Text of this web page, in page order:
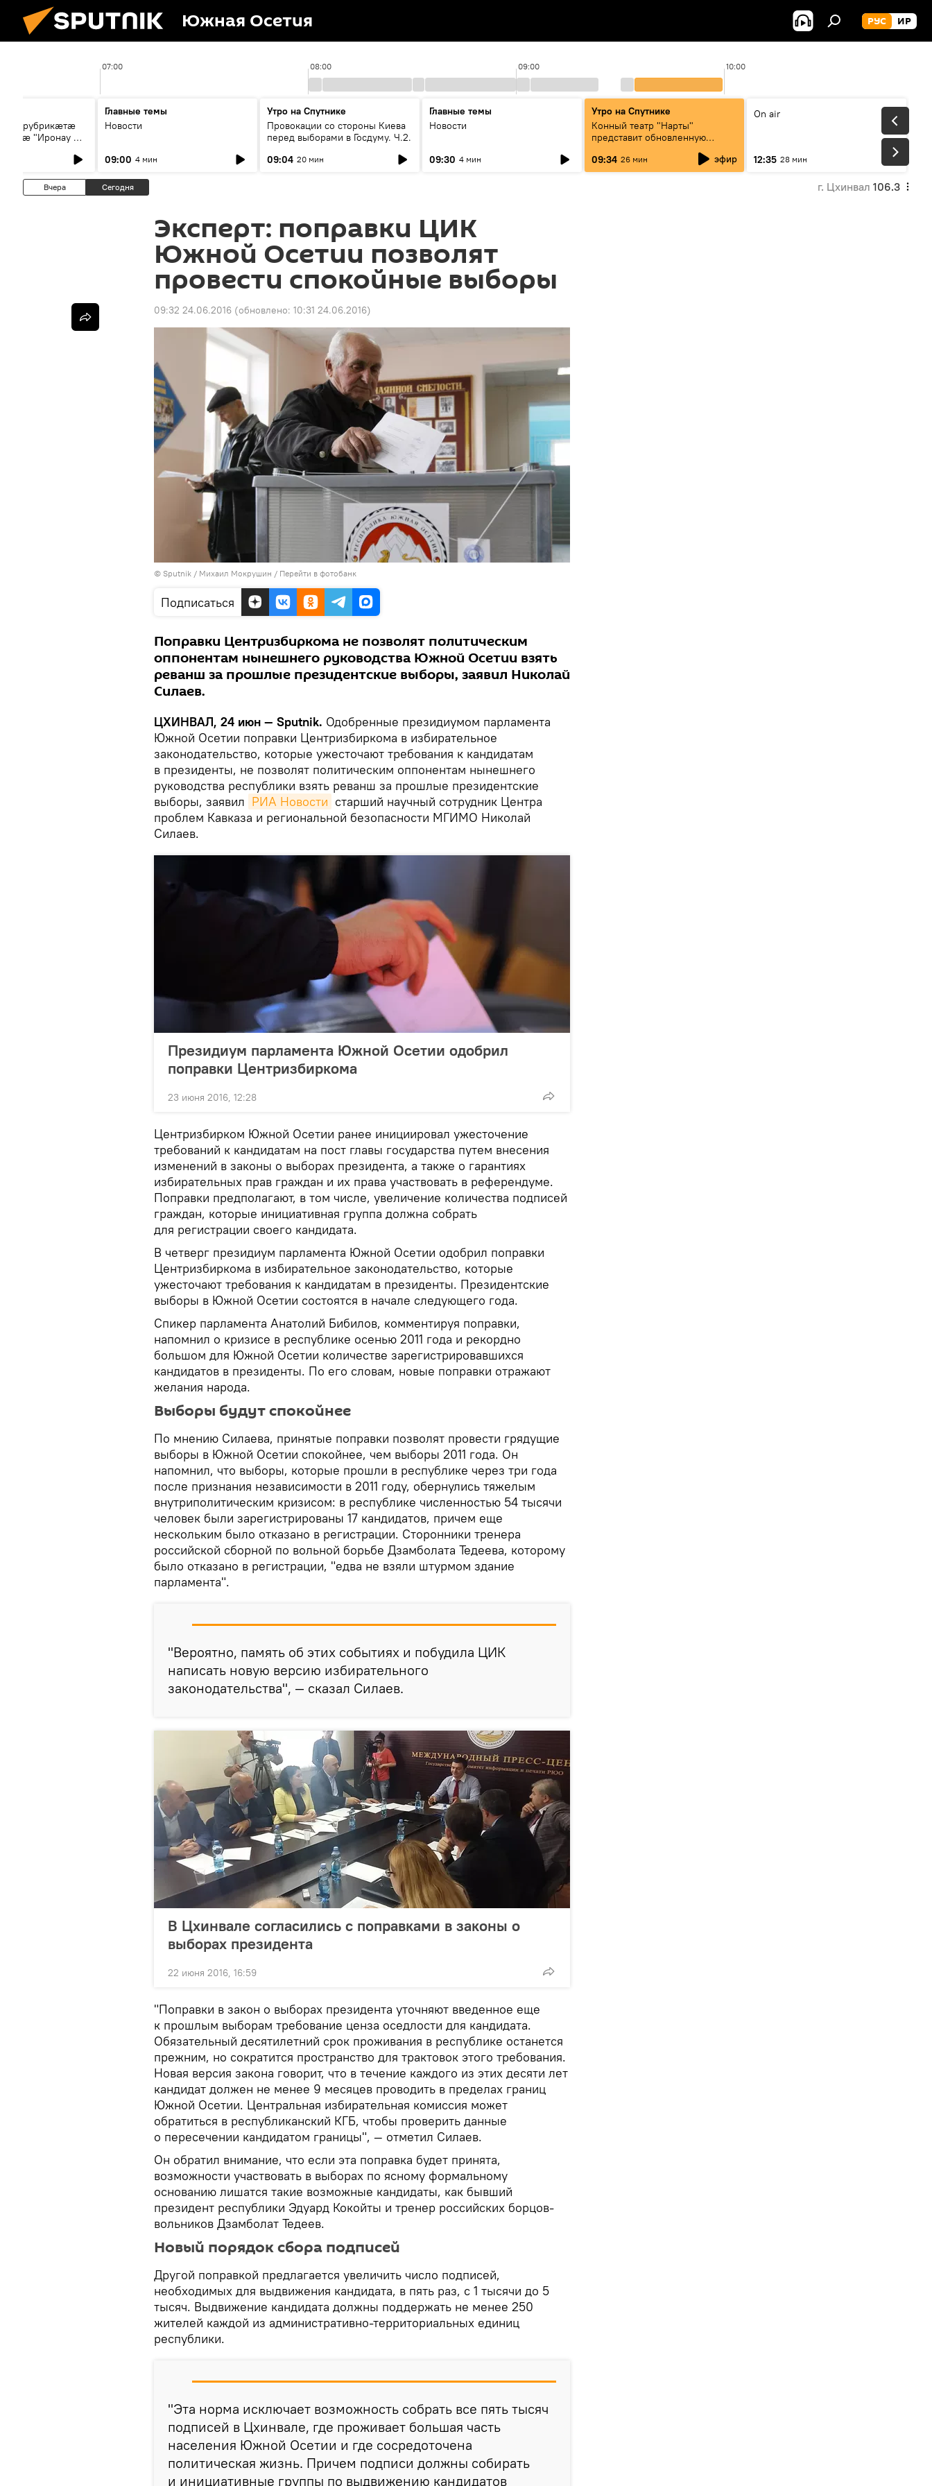
Южная Осетия РУС ИР
07:00 08:00 09:00 10:00
рубрикæтæ
æмæ "Иронау æй
Главные темы
Новости
09:00 4 мин
Утро на Спутнике
Провокации со стороны Киева
перед выборами в Госдуму. Ч.2.
09:04 20 мин
Главные темы
Новости
09:30 4 мин
Утро на Спутнике
Конный театр "Нарты"
представит обновленную
"Легенды возвращаются"
09:34 26 мин эфир
On air
12:35 28 мин
Вчера Сегодня г. Цхинвал 106.3
Эксперт: поправки ЦИК
Южной Осетии позволят
провести спокойные выборы
09:32 24.06.2016 (обновлено: 10:31 24.06.2016)
© Sputnik / Михаил Мокрушин / Перейти в фотобанк
Подписаться
Поправки Центризбиркома не позволят политическим
оппонентам нынешнего руководства Южной Осетии взять
реванш за прошлые президентские выборы, заявил Николай
Силаев.
ЦХИНВАЛ, 24 июн — Sputnik. Одобренные президиумом парламента
Южной Осетии поправки Центризбиркома в избирательное
законодательство, которые ужесточают требования к кандидатам
в президенты, не позволят политическим оппонентам нынешнего
руководства республики взять реванш за прошлые президентские
выборы, заявил РИА Новости старший научный сотрудник Центра
проблем Кавказа и региональной безопасности МГИМО Николай
Силаев.
Президиум парламента Южной Осетии одобрил
поправки Центризбиркома
23 июня 2016, 12:28
Центризбирком Южной Осетии ранее инициировал ужесточение
требований к кандидатам на пост главы государства путем внесения
изменений в законы о выборах президента, а также о гарантиях
избирательных прав граждан и их права участвовать в референдуме.
Поправки предполагают, в том числе, увеличение количества подписей
граждан, которые инициативная группа должна собрать
для регистрации своего кандидата.
В четверг президиум парламента Южной Осетии одобрил поправки
Центризбиркома в избирательное законодательство, которые
ужесточают требования к кандидатам в президенты. Президентские
выборы в Южной Осетии состоятся в начале следующего года.
Спикер парламента Анатолий Бибилов, комментируя поправки,
напомнил о кризисе в республике осенью 2011 года и рекордно
большом для Южной Осетии количестве зарегистрировавшихся
кандидатов в президенты. По его словам, новые поправки отражают
желания народа.
Выборы будут спокойнее
По мнению Силаева, принятые поправки позволят провести грядущие
выборы в Южной Осетии спокойнее, чем выборы 2011 года. Он
напомнил, что выборы, которые прошли в республике через три года
после признания независимости в 2011 году, обернулись тяжелым
внутриполитическим кризисом: в республике численностью 54 тысячи
человек были зарегистрированы 17 кандидатов, причем еще
нескольким было отказано в регистрации. Сторонники тренера
российской сборной по вольной борьбе Дзамболата Тедеева, которому
было отказано в регистрации, "едва не взяли штурмом здание
парламента".
"Вероятно, память об этих событиях и побудила ЦИК
написать новую версию избирательного
законодательства", — сказал Силаев.
В Цхинвале согласились с поправками в законы о
выборах президента
22 июня 2016, 16:59
"Поправки в закон о выборах президента уточняют введенное еще
к прошлым выборам требование ценза оседлости для кандидата.
Обязательный десятилетний срок проживания в республике останется
прежним, но сократится пространство для трактовок этого требования.
Новая версия закона говорит, что в течение каждого из этих десяти лет
кандидат должен не менее 9 месяцев проводить в пределах границ
Южной Осетии. Центральная избирательная комиссия может
обратиться в республиканский КГБ, чтобы проверить данные
о пересечении кандидатом границы", — отметил Силаев.
Он обратил внимание, что если эта поправка будет принята,
возможности участвовать в выборах по ясному формальному
основанию лишатся такие возможные кандидаты, как бывший
президент республики Эдуард Кокойты и тренер российских борцов-
вольников Дзамболат Тедеев.
Новый порядок сбора подписей
Другой поправкой предлагается увеличить число подписей,
необходимых для выдвижения кандидата, в пять раз, с 1 тысячи до 5
тысяч. Выдвижение кандидата должны поддержать не менее 250
жителей каждой из административно-территориальных единиц
республики.
"Эта норма исключает возможность собрать все пять тысяч
подписей в Цхинвале, где проживает большая часть
населения Южной Осетии и где сосредоточена
политическая жизнь. Причем подписи должны собирать
и инициативные группы по выдвижению кандидатов